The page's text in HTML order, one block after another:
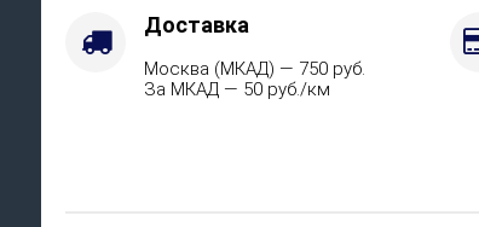
Защ.
Доставка
Москва (МКАД) — 750 руб.
За МКАД — 50 руб./км